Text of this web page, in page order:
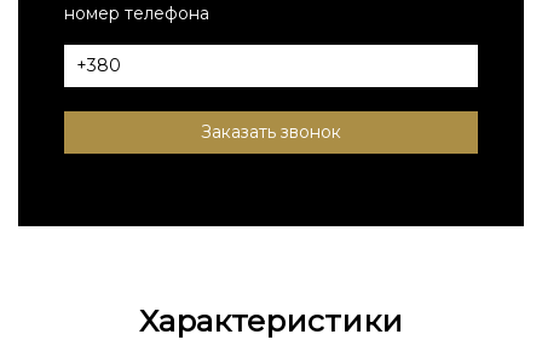
номер телефона
Заказать звонок
Характеристики